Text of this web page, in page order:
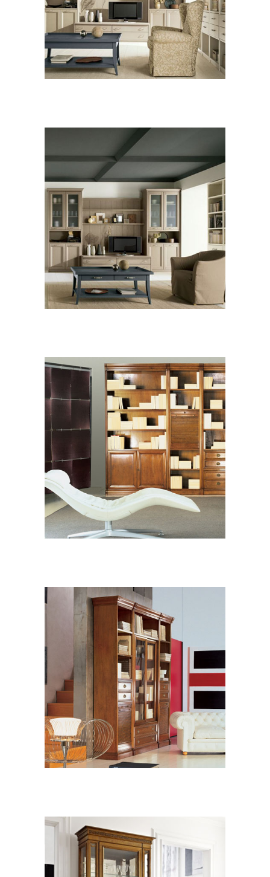
ZONA GIORNO CLASSICO
Scandola
ZONA GIORNO CLASSICO
Scandola
ZONA GIORNO CLASSICO
Le Fablier Le
Gemme
ZONA GIORNO CLASSICO
Le Fablier Le
Gemme